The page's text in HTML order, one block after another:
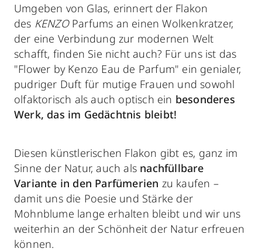
Umgeben von Glas, erinnert der Flakon
des KENZOParfums an einen Wolkenkratzer,
der eine Verbindung zur modernen Welt
schafft, finden Sie nicht auch? Für uns ist das
"Flower by Kenzo Eau de Parfum" ein genialer,
pudriger Duft für mutige Frauen und sowohl
olfaktorisch als auch optisch ein besonderes
Werk, das im Gedächtnis bleibt!
Diesen künstlerischen Flakon gibt es, ganz im
Sinne der Natur, auch als nachfüllbare
Variante in den Parfümerien zu kaufen –
damit uns die Poesie und Stärke der
Mohnblume lange erhalten bleibt und wir uns
weiterhin an der Schönheit der Natur erfreuen
können.